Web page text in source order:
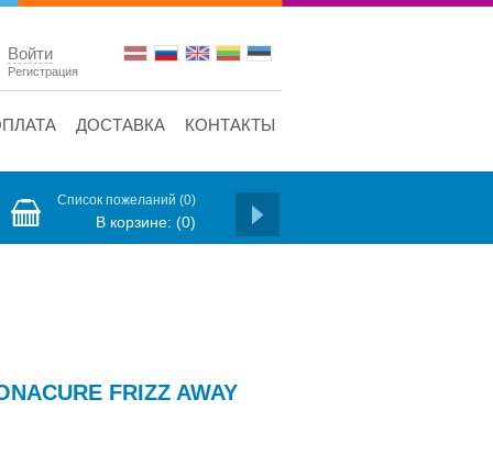
Войти
Регистрация
ДОСТАВКА КОНТАКТЫ
Список пожеланий (0)
В корзине: (0)
FRIZZ AWAY